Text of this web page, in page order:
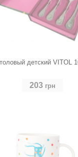
детский VITOL
203 грн